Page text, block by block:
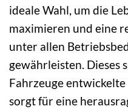
ideale Wahl, um die
maximieren und eine
unter allen
gewährleisten. Dieses
Fahrzeuge
sorgt für eine